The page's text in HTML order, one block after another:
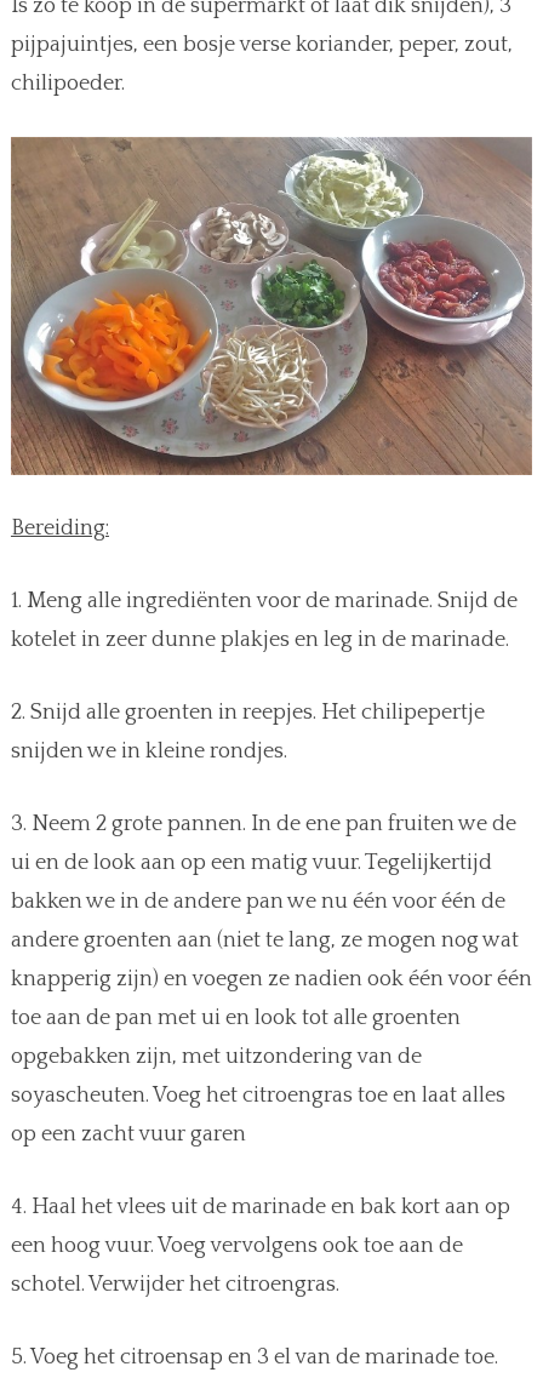
Is zo te koop in de supermarkt of laat dik snijden), 3
pijpajuintjes, een bosje verse koriander, peper, zout,
chilipoeder.
Bereiding:
1. Meng alle ingrediënten voor de marinade. Snijd de
kotelet in zeer dunne plakjes en leg in de marinade.
2. Snijd alle groenten in reepjes. Het chilipepertje
snijden we in kleine rondjes.
3. Neem 2 grote pannen. In de ene pan fruiten we de
ui en de look aan op een matig vuur. Tegelijkertijd
bakken we in de andere pan we nu één voor één de
andere groenten aan (niet te lang, ze mogen nog wat
knapperig zijn) en voegen ze nadien ook één voor één
toe aan de pan met ui en look tot alle groenten
opgebakken zijn, met uitzondering van de
soyascheuten. Voeg het citroengras toe en laat alles
op een zacht vuur garen
4. Haal het vlees uit de marinade en bak kort aan op
een hoog vuur. Voeg vervolgens ook toe aan de
schotel. Verwijder het citroengras.
5. Voeg het citroensap en 3 el van de marinade toe.